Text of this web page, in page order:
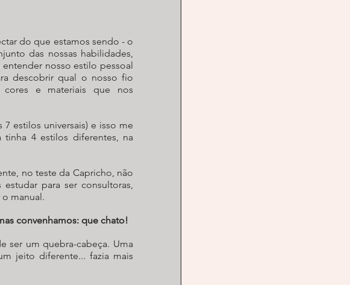
do que estamos sendo - o
das nossas habilidades,
nosso estilo pessoal
descobrir qual o nosso fio
e materiais que nos
estilos universais) e isso me
4 estilos diferentes, na
no teste da Capricho, não
para ser consultoras,
manual.
convenhamos: que chato!
ser um quebra-cabeça. Uma
jeito diferente... fazia mais